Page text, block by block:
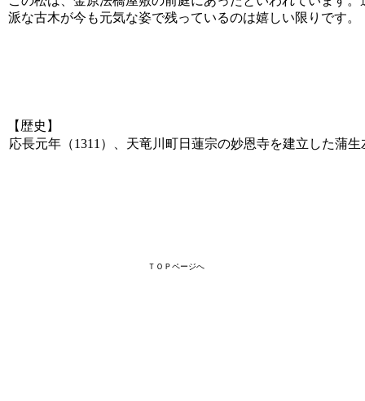
【歴史】
ＴＯＰページへ
派な古木が今も元気な姿で残っているのは嬉しい限りです。
応長元年（1311）、天竜川町日蓮宗の妙恩寺を建立した蒲